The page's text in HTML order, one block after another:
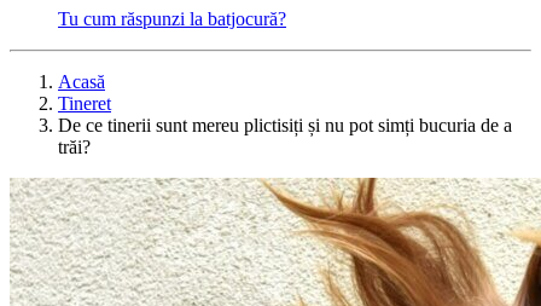
Tu cum răspunzi la batjocură?
Acasă
Tineret
De ce tinerii sunt mereu plictisiți și nu pot simți bucuria de a
trăi?